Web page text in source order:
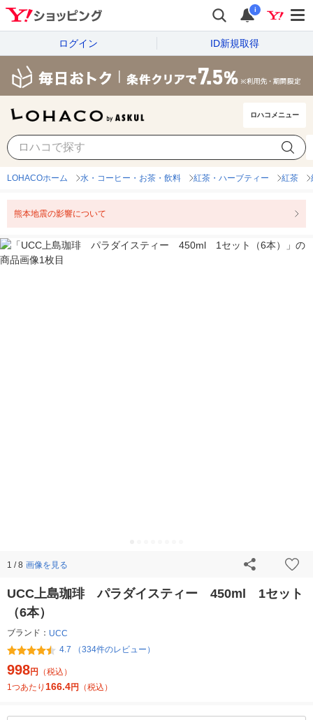
i
ログイン ID新規取得
ロハコメニュー
LOHACOホーム 水・コーヒー・お茶・飲料 紅茶・ハーブティー 紅茶
熊本地震の影響について
1 / 8 画像を見る
UCC上島珈琲 パラダイスティー 450ml 1セット
（6本）
ブランド： UCC
4.7 （334件のレビュー）
998円
（税込）
1つあたり 166.4円 （税込）